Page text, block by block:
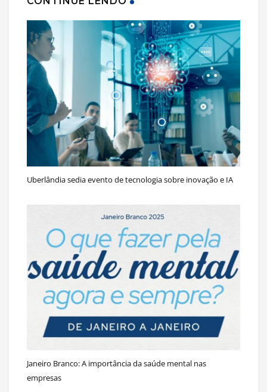
Uberlândia sedia evento de tecnologia sobre inovação e IA
Janeiro Branco: A importância da saúde mental nas
empresas